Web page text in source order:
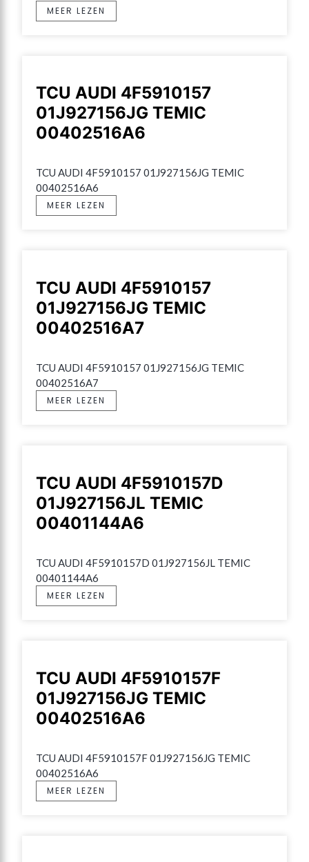
MEER LEZEN
TCU AUDI 4F5910157
01J927156JG TEMIC
00402516A6
TCU AUDI 4F5910157 01J927156JG TEMIC
00402516A6
MEER LEZEN
TCU AUDI 4F5910157
01J927156JG TEMIC
00402516A7
TCU AUDI 4F5910157 01J927156JG TEMIC
00402516A7
MEER LEZEN
TCU AUDI 4F5910157D
01J927156JL TEMIC
00401144A6
TCU AUDI 4F5910157D 01J927156JL TEMIC
00401144A6
MEER LEZEN
TCU AUDI 4F5910157F
01J927156JG TEMIC
00402516A6
TCU AUDI 4F5910157F 01J927156JG TEMIC
00402516A6
MEER LEZEN